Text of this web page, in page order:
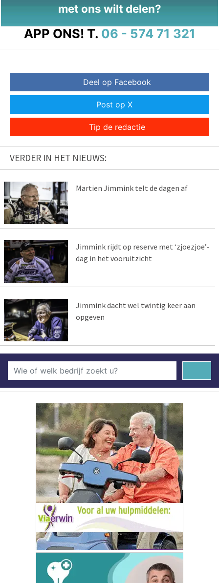
met ons wilt delen?
APP ONS! T. 06 - 574 71 321
Deel op Facebook
Post op X
Tip de redactie
VERDER IN HET NIEUWS:
Martien Jimmink telt de dagen af
Jimmink rijdt op reserve met ‘zjoezjoe’-
dag in het vooruitzicht
Jimmink dacht wel twintig keer aan
opgeven